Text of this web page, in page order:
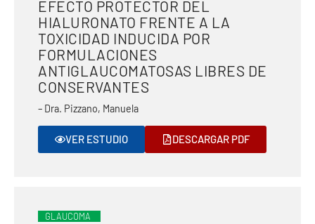
EFECTO PROTECTOR DEL
HIALURONATO FRENTE A LA
TOXICIDAD INDUCIDA POR
FORMULACIONES
ANTIGLAUCOMATOSAS LIBRES DE
CONSERVANTES
– Dra. Pizzano, Manuela
VER ESTUDIO DESCARGAR PDF
GLAUCOMA